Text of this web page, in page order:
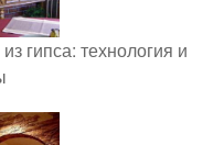
гипса: технология и